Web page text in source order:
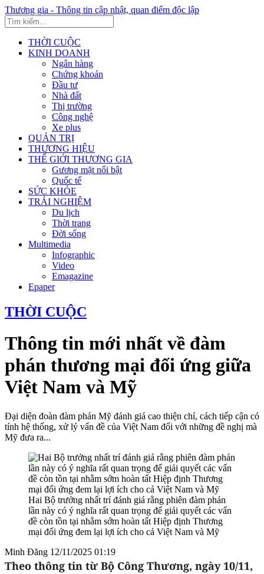
Thương gia - Thông tin cập nhật, quan điểm độc lập
THỜI CUỘC
KINH DOANH
Ngân hàng
Chứng khoán
Đầu tư
Nhà đất
Thị trường
Công nghệ
Xe plus
QUẢN TRỊ
THƯƠNG HIỆU
THẾ GIỚI THƯƠNG GIA
Gương mặt nổi bật
Quốc tế
SỨC KHỎE
TRẢI NGHIỆM
Du lịch
Thời trang
Đời sống
Multimedia
Infographic
Video
Emagazine
Epaper
THỜI CUỘC
Thông tin mới nhất về đàm
phán thương mại đối ứng giữa
Việt Nam và Mỹ
Đại diện đoàn đàm phán Mỹ đánh giá cao thiện chí, cách tiếp cận có
tính hệ thống, xử lý vấn đề của Việt Nam đối với những đề nghị mà
Mỹ đưa ra...
Hai Bộ trưởng nhất trí đánh giá rằng phiên đàm phán
lần này có ý nghĩa rất quan trọng để giải quyết các vấn
đề còn tồn tại nhằm sớm hoàn tất Hiệp định Thương
mại đối ứng đem lại lợi ích cho cả Việt Nam và Mỹ
Minh Đăng 12/11/2025 01:19
Theo thông tin từ Bộ Công Thương, ngày 10/11,